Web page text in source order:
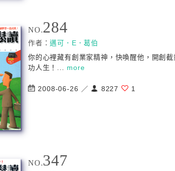
NO.284
作者：邁可．E．葛伯
你的心裡藏有創業家精神，快喚醒他，開創
功人生！... more
2008-06-26 ／ 8227 1
NO.347